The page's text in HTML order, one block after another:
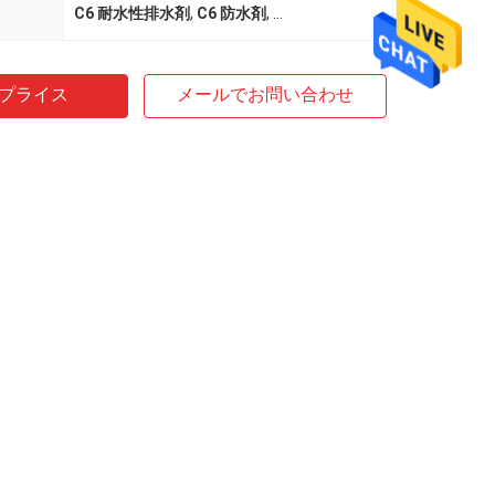
C6 耐水性排水剤, C6 防水剤, 35% 砂糖含有量 水を遠ざける剤
ライス メールでお問い合わせ